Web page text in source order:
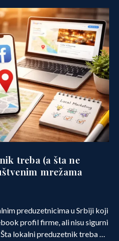
treba (a šta ne
mrežama
preduzetnicima u Srbiji koji
profil firme, ali nisu sigurni
Šta lokalni preduzetnik treba …